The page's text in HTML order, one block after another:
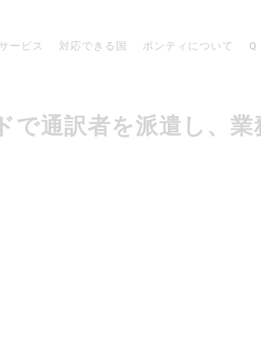
ービス 対応できる国 ポンティについて Q
通訳者を派遣し、業